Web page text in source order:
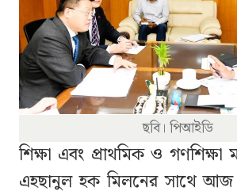
ছবি। পিআইডি
শিক্ষা এবং প্রাথমিক ও
এহছানুল হক মিলনের সাথে আজ